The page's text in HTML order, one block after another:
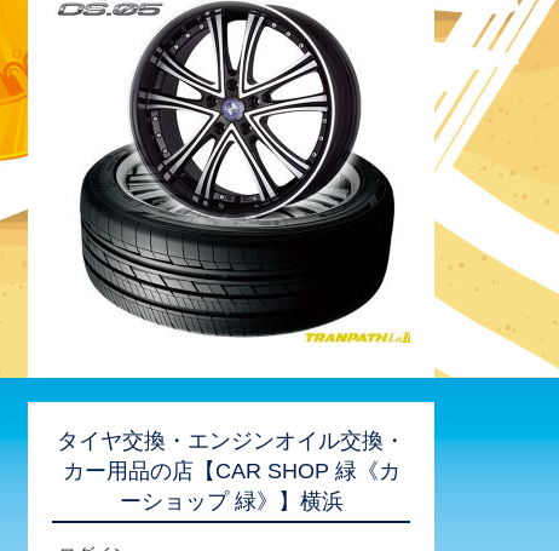
タイヤ交換・エンジンオイル交換・
カー用品の店【CAR SHOP 緑《カ
ーショップ 緑》】横浜